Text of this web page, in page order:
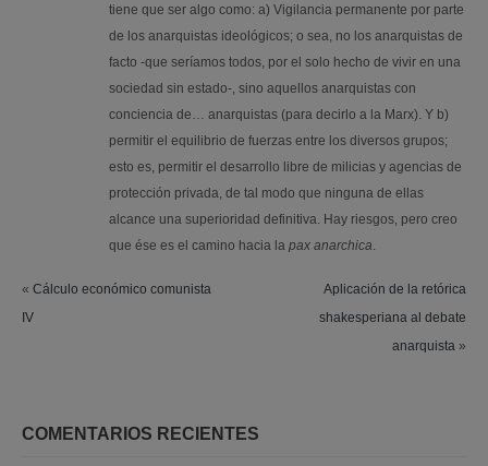
tiene que ser algo como: a) Vigilancia permanente por parte
de los anarquistas ideológicos; o sea, no los anarquistas de
facto -que seríamos todos, por el solo hecho de vivir en una
sociedad sin estado-, sino aquellos anarquistas con
conciencia de… anarquistas (para decirlo a la Marx). Y b)
permitir el equilibrio de fuerzas entre los diversos grupos;
esto es, permitir el desarrollo libre de milicias y agencias de
protección privada, de tal modo que ninguna de ellas
alcance una superioridad definitiva. Hay riesgos, pero creo
que ése es el camino hacia la pax anarchica
« Cálculo económico comunista
IV
Aplicación de la retórica
shakesperiana al debate
anarquista »
COMENTARIOS RECIENTES